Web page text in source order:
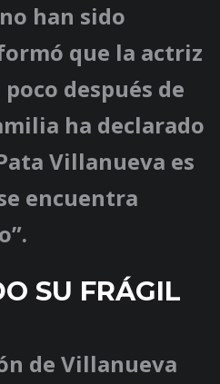
han sido
que la actriz
después de
ha declarado
Villanueva es
encuentra
SU FRÁGIL
de Villanueva